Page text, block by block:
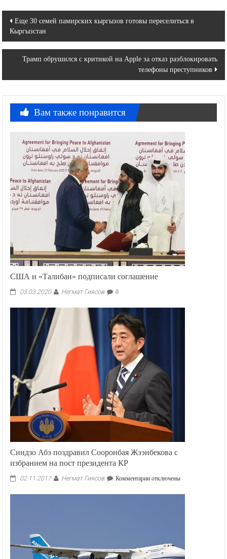
Навигация
по
записям
Еще 30 семей памирских кыргызов готовы переселиться в
Кыргызстан
Трамп обрушился с критикой на Apple за отказ разблокировать
телефоны преступников
Вам также понравится
США и «Талибан» подписали соглашение
03.03.2020 Негмат Гиясов 0
Синдзо Абэ поздравил Сооронбая Жээнбекова с
избранием на пост президента КР
02.11.2017 Негмат Гиясов Комментариик
Синдзо
избранием
отключены